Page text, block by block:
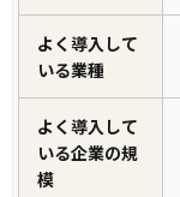
よく導入して
いる業種
よく導入して
いる企業の規
模